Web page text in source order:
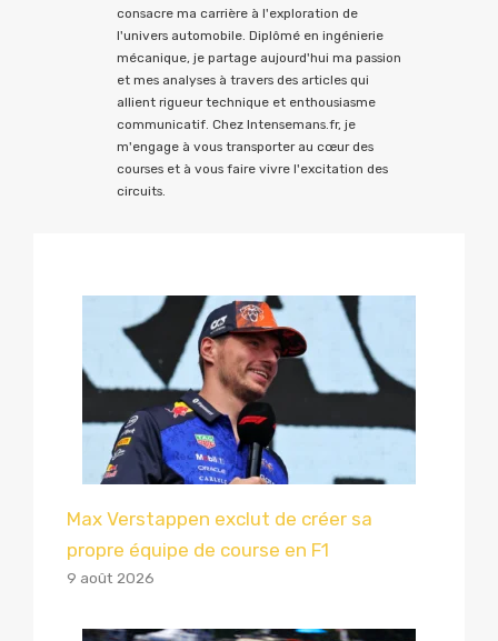
consacre ma carrière à l'exploration de
l'univers automobile. Diplômé en ingénierie
mécanique, je partage aujourd'hui ma passion
et mes analyses à travers des articles qui
allient rigueur technique et enthousiasme
communicatif. Chez Intensemans.fr, je
m'engage à vous transporter au cœur des
courses et à vous faire vivre l'excitation des
circuits.
Max Verstappen exclut de créer sa
propre équipe de course en F1
9 août 2026